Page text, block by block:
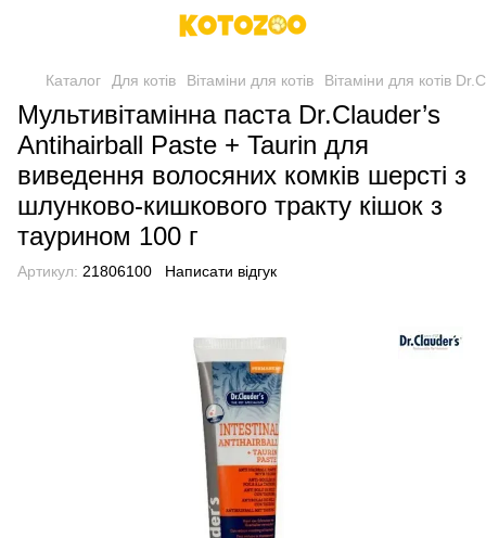
Каталог Для котів Вітаміни для котів Вітаміни для котів
Мультивітамінна паста Dr.Clauder’s
Antihairball Paste + Taurin для
виведення волосяних комків шерсті з
шлунково-кишкового тракту кішок з
таурином 100 г
Артикул: 21806100 Написати відгук